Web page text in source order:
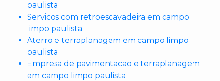
paulista
Servicos com retroescavadeira em campo
limpo paulista
Aterro e terraplanagem em campo limpo
paulista
Empresa de pavimentacao e terraplanagem
em campo limpo paulista